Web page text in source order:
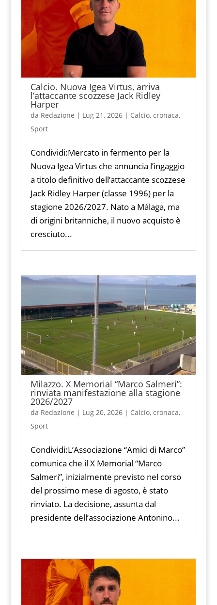
Calcio. Nuova Igea Virtus, arriva
l’attaccante scozzese Jack Ridley
Harper
da Redazione | Lug 21, 2026| Calcio, cronaca,
Sport
Condividi:Mercato in fermento per la
Nuova Igea Virtus che annuncia l’ingaggio
a titolo definitivo dell’attaccante scozzese
Jack Ridley Harper (classe 1996) per la
stagione 2026/2027. Nato a Málaga, ma
di origini britanniche, il nuovo acquisto è
cresciuto...
Milazzo. X Memorial “Marco Salmeri”:
rinviata manifestazione alla stagione
2026/2027
da Redazione | Lug 20, 2026| Calcio, cronaca,
Sport
Condividi:L’Associazione “Amici di Marco”
comunica che il X Memorial “Marco
Salmeri”, inizialmente previsto nel corso
del prossimo mese di agosto, è stato
rinviato. La decisione, assunta dal
presidente dell’associazione Antonino...